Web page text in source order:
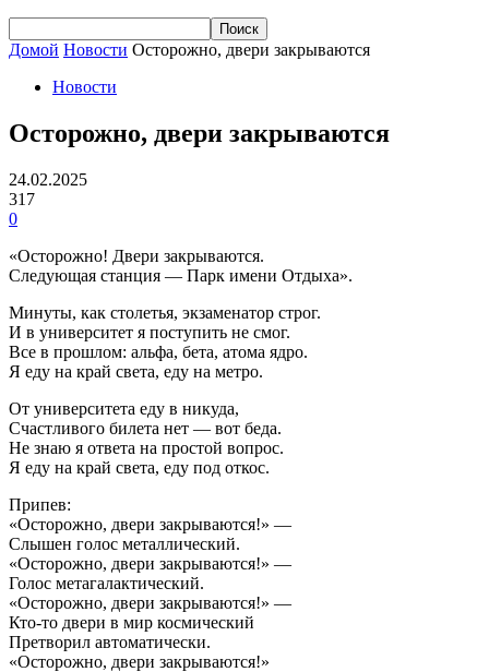
Домой Новости Осторожно, двери закрываются
Новости
Осторожно, двери закрываются
24.02.2025
317
0
«Осторожно! Двери закрываются.
Следующая станция — Парк имени Отдыха».
Минуты, как столетья, экзаменатор строг.
И в университет я поступить не смог.
Все в прошлом: альфа, бета, атома ядро.
Я еду на край света, еду на метро.
От университета еду в никуда,
Счастливого билета нет — вот беда.
Не знаю я ответа на простой вопрос.
Я еду на край света, еду под откос.
Припев:
«Осторожно, двери закрываются!» —
Слышен голос металлический.
«Осторожно, двери закрываются!» —
Голос метагалактический.
«Осторожно, двери закрываются!» —
Кто-то двери в мир космический
Претворил автоматически.
«Осторожно, двери закрываются!»